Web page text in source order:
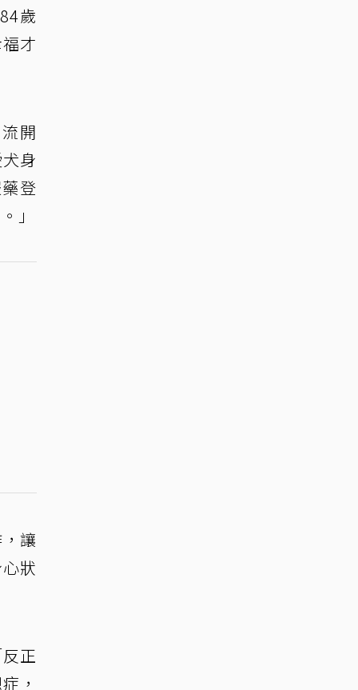
歲
才
開
身
登
」
讓
狀
正
，